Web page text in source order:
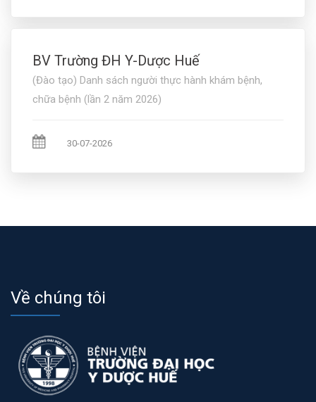
BV Trường ĐH Y-Dược Huế
(Đào tạo) Danh sách người thực hành khám bệnh,
chữa bệnh (lần 2 năm 2026)
30-07-2026
Về chúng tôi